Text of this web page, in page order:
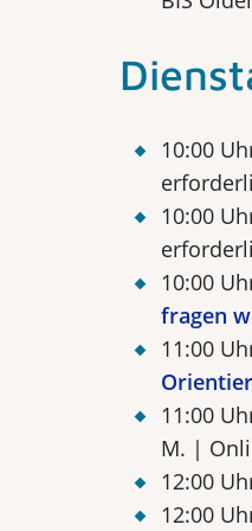
10:00
10:00
10:00
fragen
11:00
11:00
M. |
12:00
12:00